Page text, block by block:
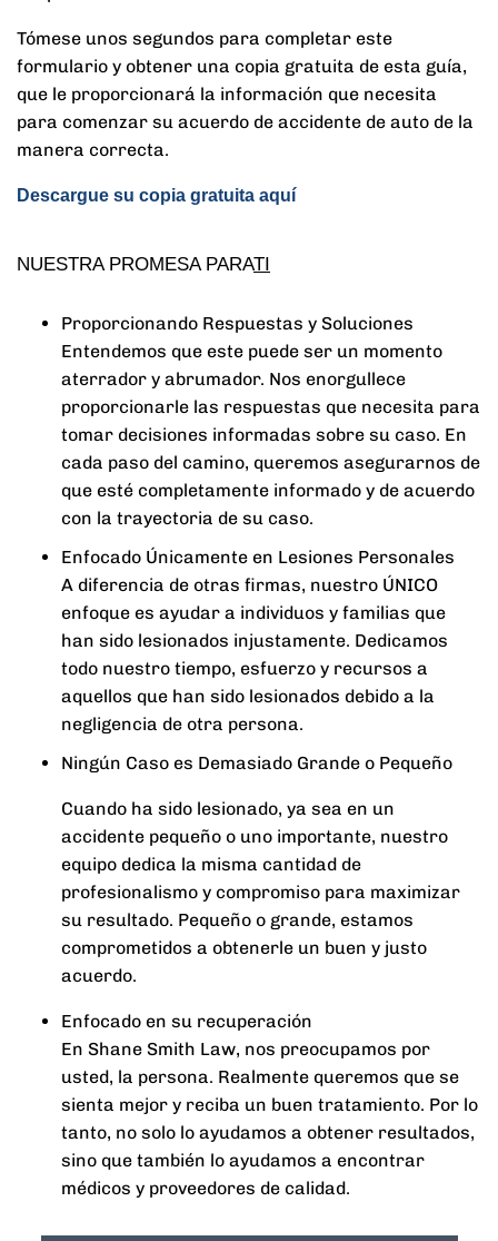
Tómese unos segundos para completar este
formulario y obtener una copia gratuita de esta guía,
que le proporcionará la información que necesita
para comenzar su acuerdo de accidente de auto de la
manera correcta.
Descargue su copia gratuita aquí
NUESTRA PROMESA PARATI
Proporcionando Respuestas y Soluciones
Entendemos que este puede ser un momento
aterrador y abrumador. Nos enorgullece
proporcionarle las respuestas que necesita para
tomar decisiones informadas sobre su caso. En
cada paso del camino, queremos asegurarnos de
que esté completamente informado y de acuerdo
con la trayectoria de su caso.
Enfocado Únicamente en Lesiones Personales
A diferencia de otras firmas, nuestro ÚNICO
enfoque es ayudar a individuos y familias que
han sido lesionados injustamente. Dedicamos
todo nuestro tiempo, esfuerzo y recursos a
aquellos que han sido lesionados debido a la
negligencia de otra persona.
Ningún Caso es Demasiado Grande o Pequeño
Cuando ha sido lesionado, ya sea en un
accidente pequeño o uno importante, nuestro
equipo dedica la misma cantidad de
profesionalismo y compromiso para maximizar
su resultado. Pequeño o grande, estamos
comprometidos a obtenerle un buen y justo
acuerdo.
Enfocado en su recuperación
En Shane Smith Law, nos preocupamos por
usted, la persona. Realmente queremos que se
sienta mejor y reciba un buen tratamiento. Por lo
tanto, no solo lo ayudamos a obtener resultados,
sino que también lo ayudamos a encontrar
médicos y proveedores de calidad.